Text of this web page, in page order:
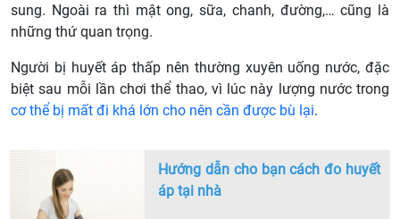
sung. Ngoài ra thì mật ong, sữa, chanh, đường,… cũng là
những thứ quan trọng.
Người bị huyết áp thấp nên thường xuyên uống nước, đặc
biệt sau mỗi lần chơi thể thao, vì lúc này lượng nước trong
cơ thể bị mất đi khá lớn cho nên cần được bù lại.
Hướng dẫn cho bạn cách đo huyết
áp tại nhà